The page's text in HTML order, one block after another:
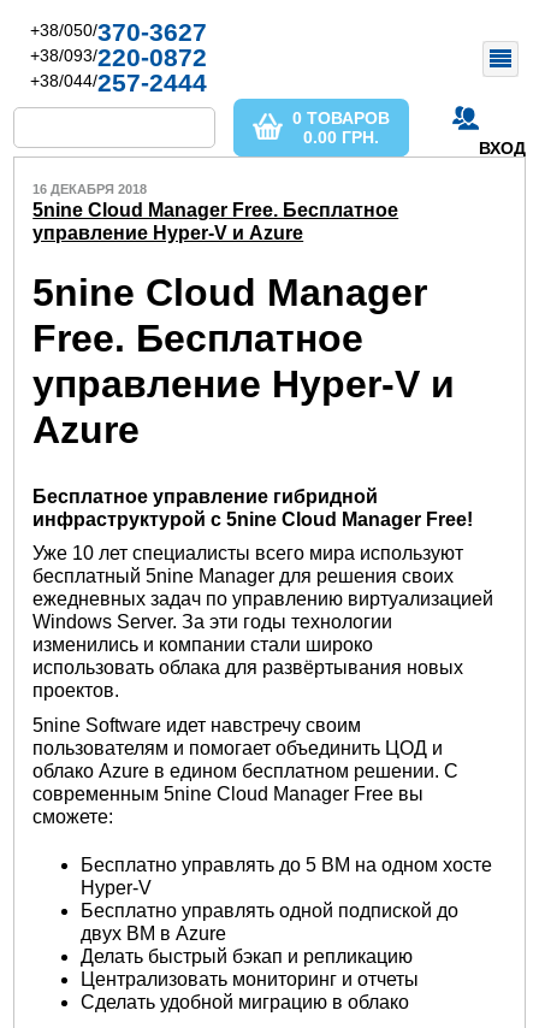
+38/050/370-3627
+38/093/220-0872
+38/044/257-2444
ВХОД
0 ТОВАРОВ
0.00 ГРН.
16 ДЕКАБРЯ 2018
5nine Cloud Manager Free. Бесплатное
управление Hyper-V и Azure
5nine Cloud Manager
Free. Бесплатное
управление Hyper-V и
Azure
Бесплатное управление гибридной
инфраструктурой с 5nine Cloud Manager Free!
Уже 10 лет специалисты всего мира используют
бесплатный 5nine Manager для решения своих
ежедневных задач по управлению виртуализацией
Windows Server. За эти годы технологии
изменились и компании стали широко
использовать облака для развёртывания новых
проектов.
5nine Software идет навстречу своим
пользователям и помогает объединить ЦОД и
облако Azure в едином бесплатном решении. С
современным 5nine Cloud Manager Free вы
сможете:
Бесплатно управлять до 5 ВМ на одном хосте
Hyper-V
Бесплатно управлять одной подпиской до
двух ВМ в Azure
Делать быстрый бэкап и репликацию
Централизовать мониторинг и отчеты
Сделать удобной миграцию в облако